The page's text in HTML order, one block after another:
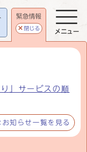
緊急情報
閉じる
」サービスの順
お知らせ一覧を見る
メニュー